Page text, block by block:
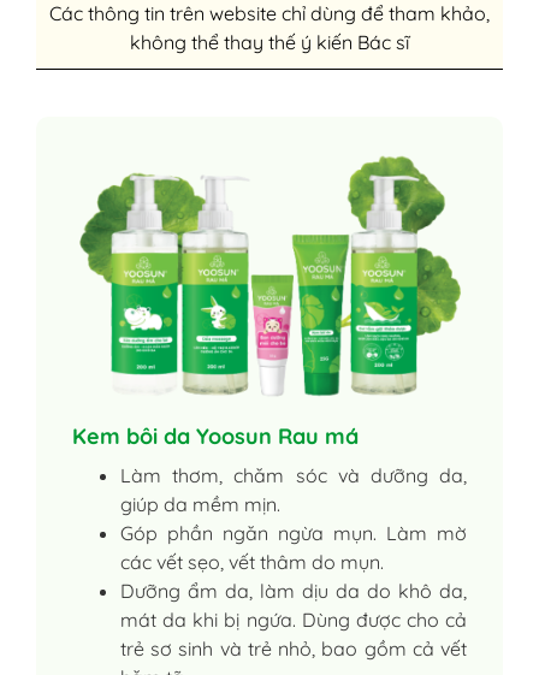
Các thông tin trên website chỉ dùng để tham khảo,
không thể thay thế ý kiến Bác sĩ
Kem bôi da Yoosun Rau má
Làm thơm, chăm sóc và dưỡng da,
giúp da mềm mịn.
Góp phần ngăn ngừa mụn. Làm mờ
các vết sẹo, vết thâm do mụn.
Dưỡng ẩm da, làm dịu da do khô da,
mát da khi bị ngứa. Dùng được cho cả
trẻ sơ sinh và trẻ nhỏ, bao gồm cả vết